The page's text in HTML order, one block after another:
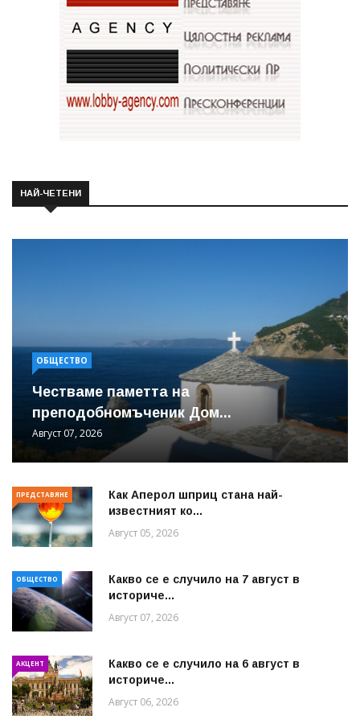
НАЙ-ЧЕТЕНИ
ОБЩЕСТВО
Честваме паметта на
преподобномъченик Дом...
Август 07, 2026
ПРЕДСТАВЯНЕ
Как Аперол шприц стана най-
известният ко...
Август 05, 2026
ОБЩЕСТВО
Какво се е случило на 7 август в
историче...
Август 07, 2026
АКЦЕНТ
Какво се е случило на 6 август в
историче...
Август 06, 2026